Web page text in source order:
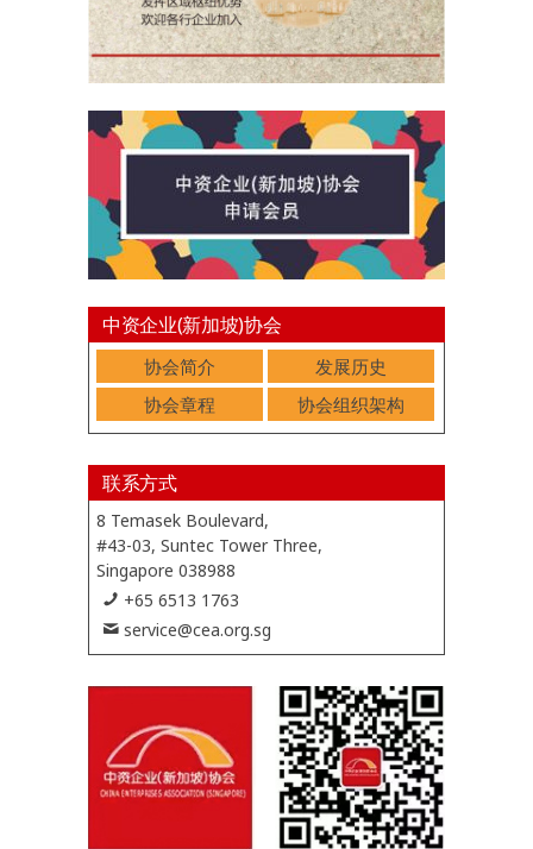
中资企业(新加坡)协会
协会简介
发展历史
协会章程
协会组织架构
联系方式
8 Temasek Boulevard,
#43-03, Suntec Tower Three,
Singapore 038988
+65 6513 1763
service@cea.org.sg